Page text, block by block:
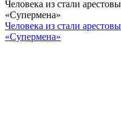
Человека из стали
«Супермена»
Человека из стали
«Супермена»